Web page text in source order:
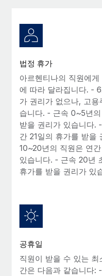
신원 조사
채용 후보자 심사 프로세스
Compliance
기기 관리
전 세계 IT 장비 제공 및 추
법인 설립
법인 설립을 빠르고 준법
글로벌 인재 이동 및 전
직원 해외 이전을 간편하
손쉬운 직원 복리후생 관리
사례 연구
모든 리소스 보기
글로벌 급여
EOR 및 PEO
계약자 관리
세금
블로그 둘러보기
Remote 제품 관련 소식
Remote의 사명은 모든 규모
장 적합 사람을 찾아 채용 및
입니다. 이를 위해 최근 몇 주
법정 휴가
아르헨티나의 직원에
에 따라 달라집니다. -
가 권리가 없으나, 고
습니다. - 근속 0~5년
받을 권리가 있습니다.
간 21일의 휴가를 받을
10~20년의 직원은 연
있습니다. - 근속 20년
휴가를 받을 권리가 있
공휴일
직원이 받을 수 있는
간은 다음과 같습니다: